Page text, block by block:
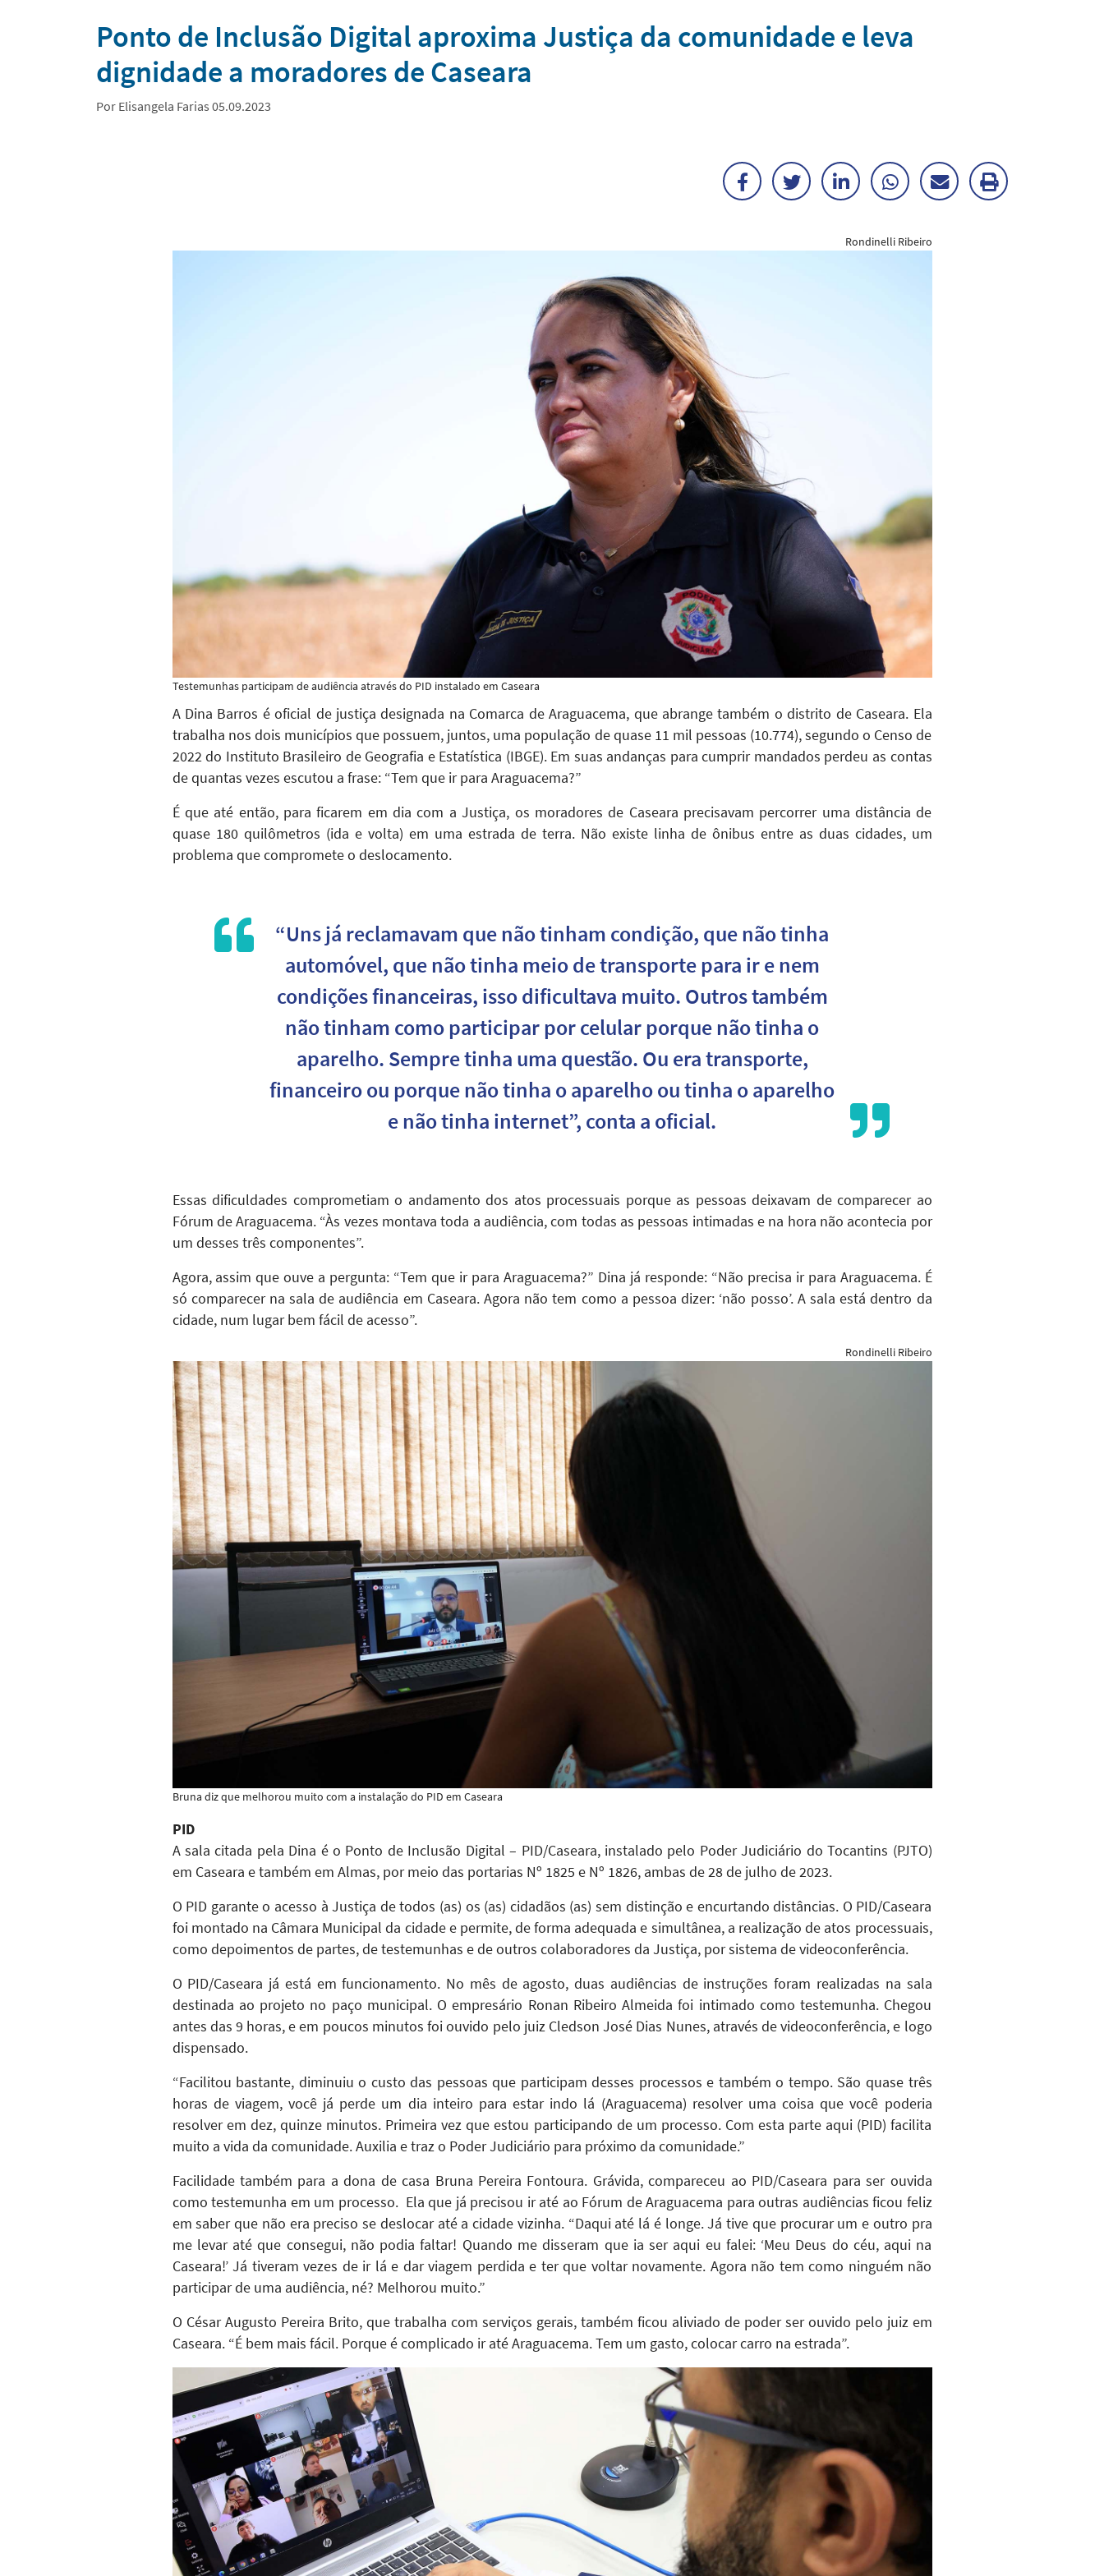
Notícias
Ponto de Inclusão Digital aproxima Justiça da comunidade e leva
dignidade a moradores de Caseara
Por Elisangela Farias 05.09.2023
FacebookTwitterLinkedInWhatsAppEnviarImprimir
Rondinelli Ribeiro
Testemunhas participam de audiência através do PID instalado em Caseara
A Dina Barros é oficial de justiça designada na Comarca de Araguacema, que abrange também o distrito de Caseara. Ela
trabalha nos dois municípios que possuem, juntos, uma população de quase 11 mil pessoas (10.774), segundo o Censo de
2022 do Instituto Brasileiro de Geografia e Estatística (IBGE). Em suas andanças para cumprir mandados perdeu as contas
de quantas vezes escutou a frase: “Tem que ir para Araguacema?”
É que até então, para ficarem em dia com a Justiça, os moradores de Caseara precisavam percorrer uma distância de
quase 180 quilômetros (ida e volta) em uma estrada de terra. Não existe linha de ônibus entre as duas cidades, um
problema que compromete o deslocamento.
“Uns já reclamavam que não tinham condição, que não tinha
automóvel, que não tinha meio de transporte para ir e nem
condições financeiras, isso dificultava muito. Outros também
não tinham como participar por celular porque não tinha o
aparelho. Sempre tinha uma questão. Ou era transporte,
financeiro ou porque não tinha o aparelho ou tinha o aparelho
e não tinha internet”, conta a oficial.
Essas dificuldades comprometiam o andamento dos atos processuais porque as pessoas deixavam de comparecer ao
Fórum de Araguacema. “Às vezes montava toda a audiência, com todas as pessoas intimadas e na hora não acontecia por
um desses três componentes”.
Agora, assim que ouve a pergunta: “Tem que ir para Araguacema?” Dina já responde: “Não precisa ir para Araguacema. É
só comparecer na sala de audiência em Caseara. Agora não tem como a pessoa dizer: ‘não posso’. A sala está dentro da
cidade, num lugar bem fácil de acesso”.
Rondinelli Ribeiro
Bruna diz que melhorou muito com a instalação do PID em Caseara
PID
A sala citada pela Dina é o Ponto de Inclusão Digital – PID/Caseara, instalado pelo Poder Judiciário do Tocantins (PJTO)
em Caseara e também em Almas, por meio das portarias Nº 1825 e Nº 1826, ambas de 28 de julho de 2023.
O PID garante o acesso à Justiça de todos (as) os (as) cidadãos (as) sem distinção e encurtando distâncias. O PID/Caseara
foi montado na Câmara Municipal da cidade e permite, de forma adequada e simultânea, a realização de atos processuais,
como depoimentos de partes, de testemunhas e de outros colaboradores da Justiça, por sistema de videoconferência.
O PID/Caseara já está em funcionamento. No mês de agosto, duas audiências de instruções foram realizadas na sala
destinada ao projeto no paço municipal. O empresário Ronan Ribeiro Almeida foi intimado como testemunha. Chegou
antes das 9 horas, e em poucos minutos foi ouvido pelo juiz Cledson José Dias Nunes, através de videoconferência, e logo
dispensado.
“Facilitou bastante, diminuiu o custo das pessoas que participam desses processos e também o tempo. São quase três
horas de viagem, você já perde um dia inteiro para estar indo lá (Araguacema) resolver uma coisa que você poderia
resolver em dez, quinze minutos. Primeira vez que estou participando de um processo. Com esta parte aqui (PID) facilita
muito a vida da comunidade. Auxilia e traz o Poder Judiciário para próximo da comunidade.”
Facilidade também para a dona de casa Bruna Pereira Fontoura. Grávida, compareceu ao PID/Caseara para ser ouvida
como testemunha em um processo. Ela que já precisou ir até ao Fórum de Araguacema para outras audiências ficou feliz
em saber que não era preciso se deslocar até a cidade vizinha. “Daqui até lá é longe. Já tive que procurar um e outro pra
me levar até que consegui, não podia faltar! Quando me disseram que ia ser aqui eu falei: ‘Meu Deus do céu, aqui na
Caseara!’ Já tiveram vezes de ir lá e dar viagem perdida e ter que voltar novamente. Agora não tem como ninguém não
participar de uma audiência, né? Melhorou muito.”
O César Augusto Pereira Brito, que trabalha com serviços gerais, também ficou aliviado de poder ser ouvido pelo juiz em
Caseara. “É bem mais fácil. Porque é complicado ir até Araguacema. Tem um gasto, colocar carro na estrada”.